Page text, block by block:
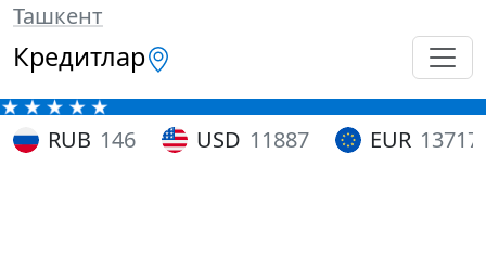
Ташкент
Кредитлар
RUB 146 USD 11887 EUR 13717